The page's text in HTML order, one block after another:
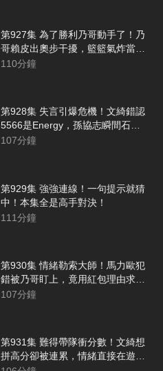
第927集 為了勝利乃哥動手了！乃
哥賴皮出奧步干擾，籃籃氣炸當場
抗議！
110分鐘
第928集 失言引爆危機！文綺錯認
5566是Energy，孫協志瞬間石化
怒發聲！
107分鐘
第929集 強強連線！一句提示就猜
中！本集全是高手對決！
111分鐘
第930集 情緒勒索大師！馬力歐犯
錯被乃哥盯上，竟用紅包理由求放
過！
107分鐘
第931集 難得帶隊衝分數！文綺想
拼高分卻被連累，情緒直接在遊戲